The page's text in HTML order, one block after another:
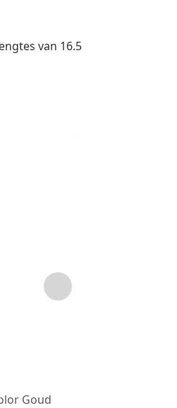
van 16.5
Goud